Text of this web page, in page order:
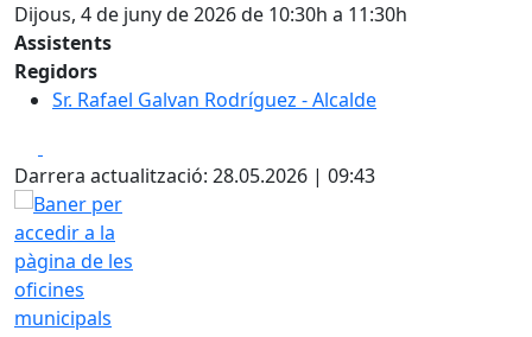
Dijous, 4 de juny de 2026 de 10:30h a 11:30h
Assistents
Regidors
Sr. Rafael Galvan Rodríguez - Alcalde
Darrera actualització: 28.05.2026 | 09:43